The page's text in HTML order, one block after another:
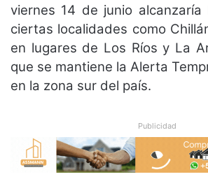
viernes 14 de junio
ciertas localidades como
en lugares de Los Ríos y La
que se mantiene la Alerta
en la zona sur del país.
Publicidad